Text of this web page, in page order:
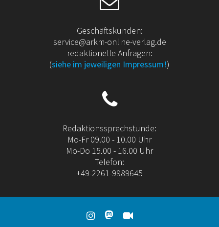
Geschäftskunden:
service@arkm-online-verlag.de
redaktionelle Anfragen:
(siehe im jeweiligen Impressum!)
Redaktionssprechstunde:
Mo-Fr 09.00 - 10.00 Uhr
Mo-Do 15.00 - 16.00 Uhr
Telefon:
+49-2261-9989645